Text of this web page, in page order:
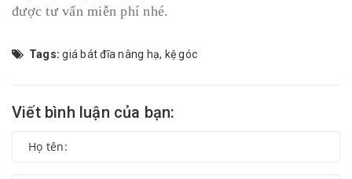
được tư vấn miễn phí nhé.
Tags: giá bát đĩa nâng hạ, kệ góc
Viết bình luận của bạn: